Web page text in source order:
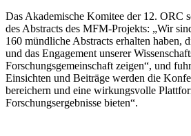
Das Akademische Komitee der 12. ORC
des Abstracts des MFM-Projekts: „Wir
160 mündliche Abstracts erhalten haben,
und das Engagement unserer
Forschungsgemeinschaft zeigen“, und
Einsichten und Beiträge werden die
bereichern und eine wirkungsvolle
Forschungsergebnisse bieten“.